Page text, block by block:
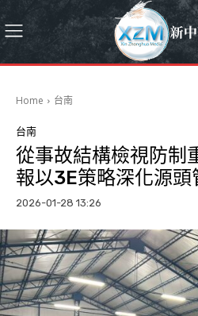
Home 台南
台南
從事故結構檢視防
報以3E策略深化源頭
2026-01-28 13:26